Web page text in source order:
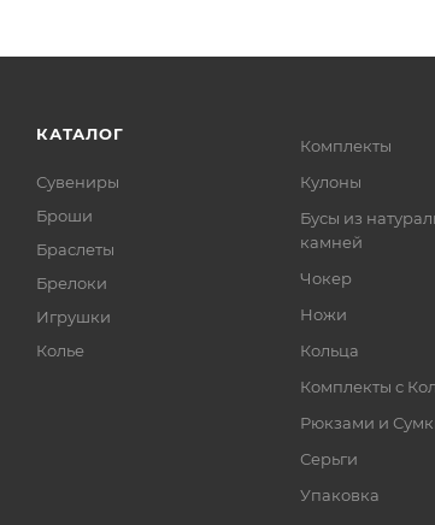
КАТАЛОГ
Сувениры
Броши
Браслеты
Брелоки
Игрушки
Колье
Комплекты
Кулоны
Бусы из
камней
Чокер
Ножи
Кольца
Комплекты с
Рюкзами и
Серьги
Упаковка